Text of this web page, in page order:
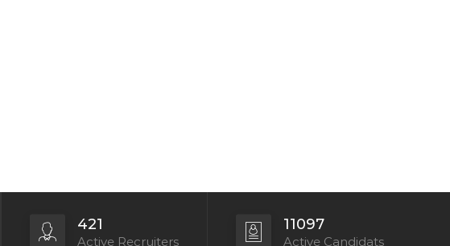
421
Active Recruiters
11097
Active Candidats